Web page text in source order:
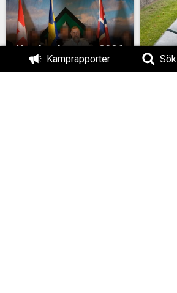
Kamprapporter Sök
Nordendagarna 2026
– en personlig